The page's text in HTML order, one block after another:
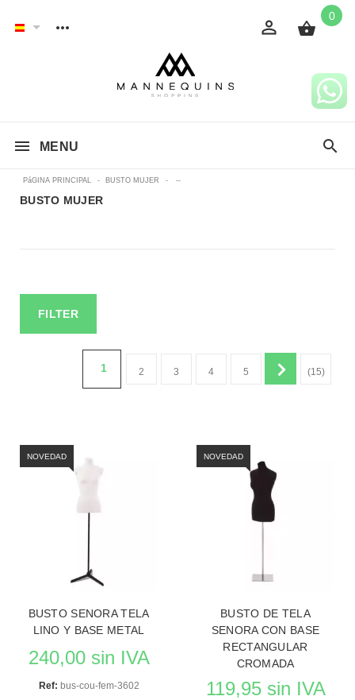
0
MENU
PáGINA PRINCIPAL - BUSTO MUJER - --
BUSTO MUJER
FILTER
1 2 3 4 5 (15)
NOVEDAD
BUSTO SENORA TELA
LINO Y BASE METAL
240,00 sin IVA
Ref: bus-cou-fem-3602
NOVEDAD
BUSTO DE TELA
SENORA CON BASE
RECTANGULAR
CROMADA
119,95 sin IVA